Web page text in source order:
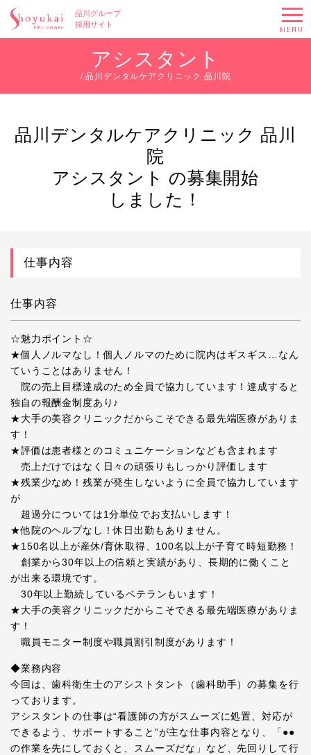
品川グループ
採用サイト
MENU
アシスタント
/ 品川デンタルケアクリニック 品川院
品川デンタルケアクリニック 品川
院
アシスタント の募集開始
しました！
仕事内容
仕事内容
☆魅力ポイント☆
★個人ノルマなし！個人ノルマのために院内はギスギス…なん
ていうことはありません！
院の売上目標達成のため全員で協力しています！達成すると
独自の報酬金制度あり♪
★大手の美容クリニックだからこそできる最先端医療がありま
す！
★評価は患者様とのコミュニケーションなども含まれます
売上だけではなく日々の頑張りもしっかり評価します
★残業少なめ！残業が発生しないように全員で協力しています
が
超過分については1分単位でお支払いします！
★他院のヘルプなし！休日出勤もありません。
★150名以上が産休/育休取得、100名以上が子育て時短勤務！
創業から30年以上の信頼と実績があり、長期的に働くこと
が出来る環境です。
30年以上勤続しているベテランもいます！
★大手の美容クリニックだからこそできる最先端医療がありま
す！
職員モニター制度や職員割引制度があります！
◆業務内容
今回は、歯科衛生士のアシストタント（歯科助手）の募集を行
っております。
アシスタントの仕事は“看護師の方がスムーズに処置、対応が
できるよう、サポートすること”が主な仕事内容となり、「●●
の作業を先にしておくと、スムーズだな」など、先回りして行